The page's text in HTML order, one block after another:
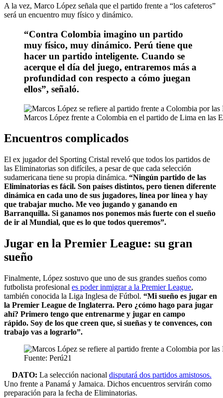
A la vez, Marco López señala que el partido frente a “los cafeteros”
será un encuentro muy físico y dinámico.
“Contra Colombia imagino un partido
muy físico, muy dinámico. Perú tiene que
hacer un partido inteligente. Cuando se
acerque el día del juego, entraremos más a
profundidad con respecto a cómo juegan
ellos”, señaló.
Marcos López frente a Colombia en el partido de Lima en las
Encuentros complicados
El ex jugador del Sporting Cristal reveló que todos los partidos de
las Eliminatorias son difíciles, a pesar de que cada selección
sudamericana tiene su propia dinámica. “Ningún partido de las
Eliminatorias es fácil. Son países distintos, pero tienen diferente
dinámica en cada uno de sus jugadores, línea por línea y hay
que trabajar mucho. Me veo jugando y ganando en
Barranquilla. Si ganamos nos ponemos más fuerte con el sueño
de ir al Mundial, que es lo que todos queremos”.
Jugar en la Premier League: su gran
sueño
Finalmente, López sostuvo que uno de sus grandes sueños como
futbolista profesional es poder inmigrar a la Premier League,
también conocida la Liga Inglesa de Fútbol. “Mi sueño es jugar en
la Premier League de Inglaterra. Pero ¿cómo hago para jugar
ahí? Primero tengo que entrenarme y jugar en campo
rápido. Soy de los que creen que, si sueñas y te convences, con
trabajo vas a lograrlo”.
Fuente: Perú21
DATO: La selección nacional disputará dos partidos amistosos.
Uno frente a Panamá y Jamaica. Dichos encuentros servirán como
preparación para la fecha de Eliminatorias.